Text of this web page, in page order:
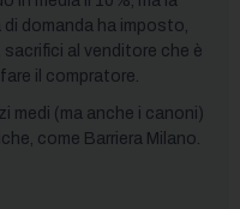
domanda ha imposto,
al venditore che è
il compratore.
medi (ma anche i canoni)
come Barriera Milano.